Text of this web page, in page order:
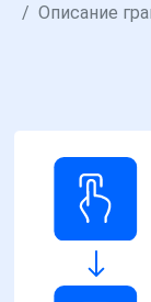
Описание